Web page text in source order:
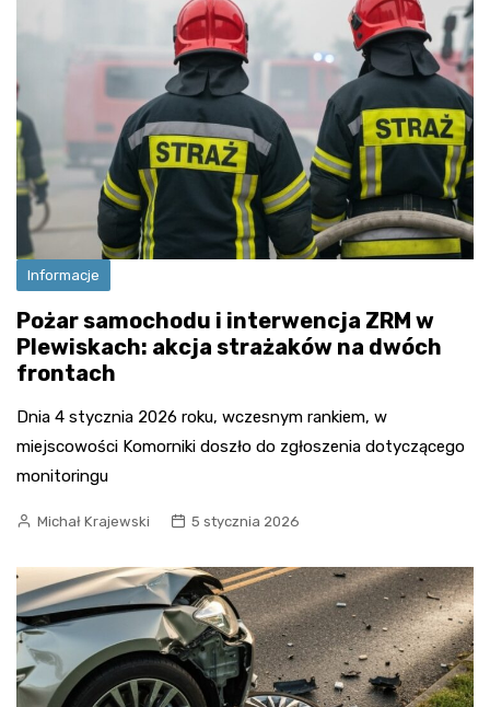
Informacje
Pożar samochodu i interwencja ZRM w
Plewiskach: akcja strażaków na dwóch
frontach
Dnia 4 stycznia 2026 roku, wczesnym rankiem, w
miejscowości Komorniki doszło do zgłoszenia dotyczącego
monitoringu
Michał Krajewski 5 stycznia 2026